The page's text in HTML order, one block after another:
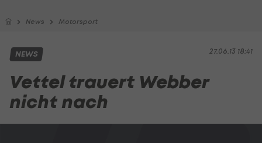
News Motorsport
27.06.13 18:41
NEWS
Vettel trauert Webber
nicht nach